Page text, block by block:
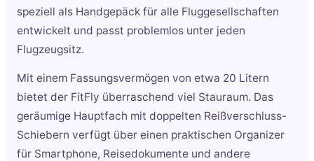
speziell als Handgepäck für alle Fluggesellschaften
entwickelt und passt problemlos unter jeden
Flugzeugsitz.
Mit einem Fassungsvermögen von etwa 20 Litern
bietet der FitFly überraschend viel Stauraum. Das
geräumige Hauptfach mit doppelten Reißverschluss-
Schiebern verfügt über einen praktischen Organizer
für Smartphone, Reisedokumente und andere